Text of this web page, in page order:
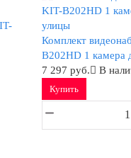
Комплект
B202HD 1 камера
7 297 руб.
В
Купить